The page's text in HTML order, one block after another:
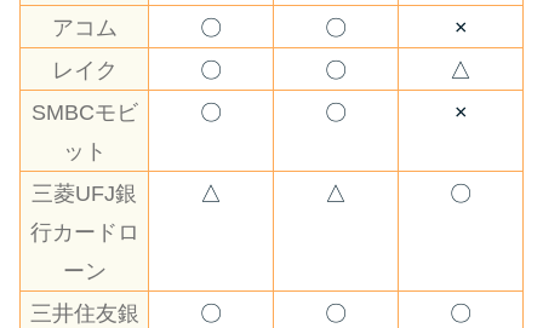
アコム
〇 〇
×
レイク
〇 〇
△
SMBCモビ
ット
〇 〇 ×
三菱UFJ銀
行カードロ
ーン
△ △ 〇
三井住友銀
〇 〇 〇